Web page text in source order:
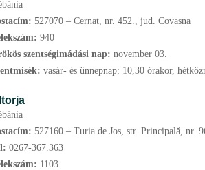
527070 – Cernat, nr. 452., jud. Covasna
940
szentségimádási nap: november 03.
vasár- és ünnepnap: 10,30 órakor,
527160 – Turia de Jos, str. Principală, nr.
0267-367.363
1103